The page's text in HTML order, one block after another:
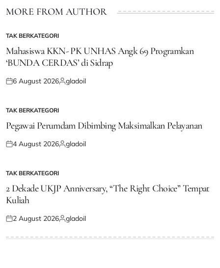
MORE FROM AUTHOR
POSTED
IN
TAK BERKATEGORI
Mahasiswa KKN- PK UNHAS Angk 69 Programkan
‘BUNDA CERDAS’ di Sidrap
Posted
6 August 2026Posted
gladoil
POSTED
IN
TAK BERKATEGORI
Pegawai Perumdam Dibimbing Maksimalkan Pelayanan
Posted
4 August 2026Posted
gladoil
POSTED
TAK BERKATEGORI
2 Dekade UKJP Anniversary, “The Right Choice” Tempat
Kuliah
Posted
2 August 2026Posted
gladoil